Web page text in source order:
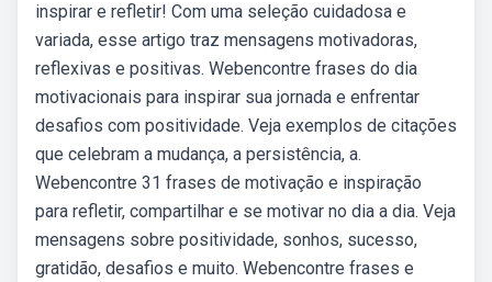
inspirar e refletir! Com uma seleção cuidadosa e
variada, esse artigo traz mensagens motivadoras,
reflexivas e positivas. Webencontre frases do dia
motivacionais para inspirar sua jornada e enfrentar
desafios com positividade. Veja exemplos de citações
que celebram a mudança, a persistência, a.
Webencontre 31 frases de motivação e inspiração
para refletir, compartilhar e se motivar no dia a dia. Veja
mensagens sobre positividade, sonhos, sucesso,
gratidão, desafios e muito. Webencontre frases e